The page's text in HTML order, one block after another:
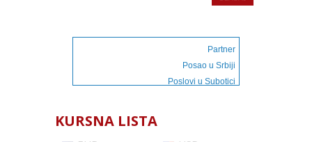
Partner
Posao u Srbiji
Poslovi u Subotici
KURSNA LISTA